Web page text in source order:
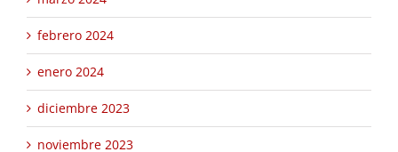
febrero 2024
enero 2024
diciembre 2023
noviembre 2023